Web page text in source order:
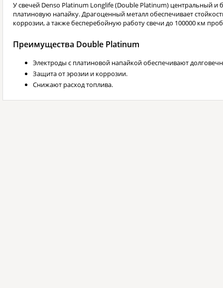
У свечей Denso Platinum Longlife (Double Platinum) центральный и
платиновую напайку. Драгоценный металл обеспечивает
коррозии, а также бесперебойную работу свечи до 100000 км
Преимущества Double Platinum
Электроды с платиновой напайкой обеспечивают
Защита от эрозии и коррозии.
Снижают расход топлива.